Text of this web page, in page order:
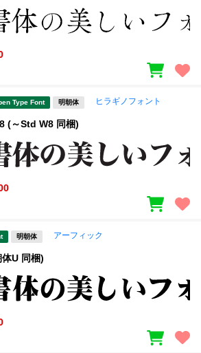
Type Font 明朝体 ヒラギノフォント
(～Std W8 同梱)
明朝体 アーフィック
U 同梱)